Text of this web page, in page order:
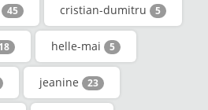
45 cristian-dumitru 5
18 helle-mai 5
jeanine 23